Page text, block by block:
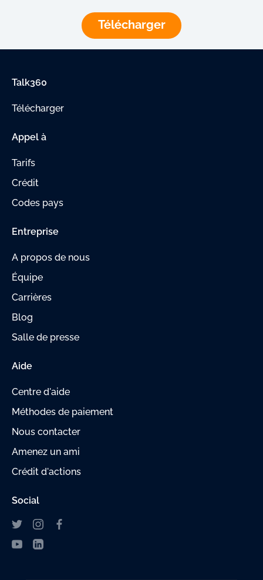
Télécharger
Talk360
Télécharger
Appel à
Tarifs
Crédit
Codes pays
Entreprise
A propos de nous
Équipe
Carrières
Blog
Salle de presse
Aide
Centre d'aide
Méthodes de paiement
Nous contacter
Amenez un ami
Crédit d'actions
Social